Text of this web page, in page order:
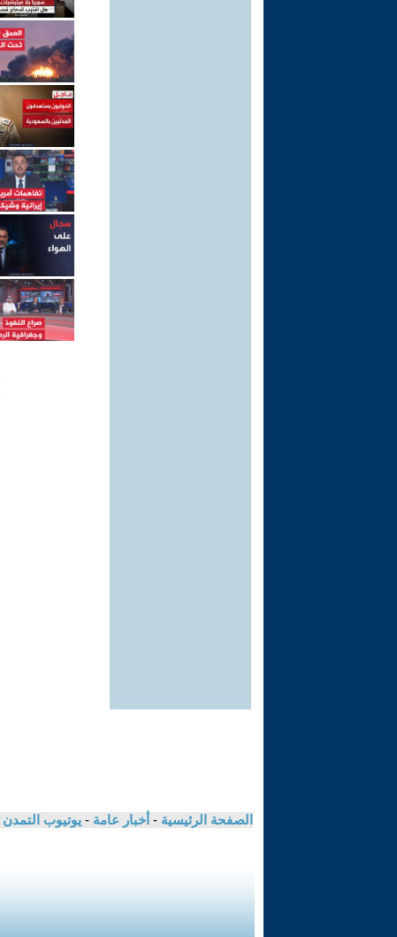
الصفحة الرئيسية - أخبار عامة - يوتيوب التمدن